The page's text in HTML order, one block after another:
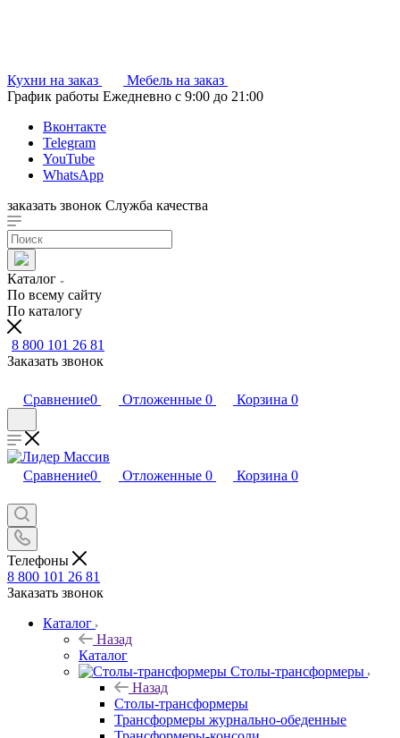
Кухни на заказ
Мебель на заказ
График работы Ежедневно с 9:00 до 21:00
Вконтакте
Telegram
YouTube
WhatsApp
заказать звонок Служба качества
Каталог
По всему сайту
По каталогу
8 800 101 26 81
Заказать звонок
Сравнение0 Отложенные 0 Корзина 0
Сравнение0 Отложенные 0 Корзина 0
Телефоны
8 800 101 26 81
Заказать звонок
Каталог
Назад
Каталог
Столы-трансформеры
Назад
Столы-трансформеры
Трансформеры журнально-обеденные